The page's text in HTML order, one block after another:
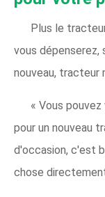
Plus le
vous dépenserez,
nouveau, tracteur
« Vous
pour un nouveau
d'occasion, c'est
chose